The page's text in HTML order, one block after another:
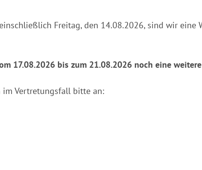
Freitag, den 14.08.2026, sind wir
17.08.2026 bis zum 21.08.2026 noch eine
im Vertretungsfall bitte an: